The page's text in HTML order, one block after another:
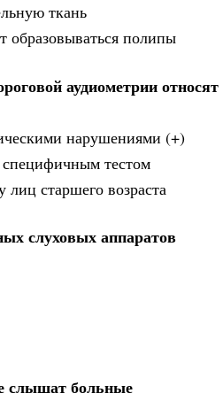
ткань
образовываться полипы
аудиометрии относят
нарушениями (+)
специфичным тестом
старшего возраста
слуховых аппаратов
слышат больные